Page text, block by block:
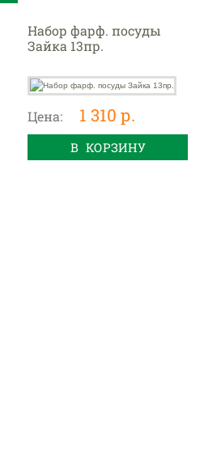
Набор фарф. посуды
Зайка 13пр.
Цена: 1 310 р.
В КОРЗИНУ